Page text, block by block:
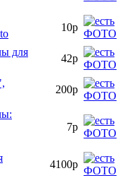
10р
для
42р
200р
7р
4100р